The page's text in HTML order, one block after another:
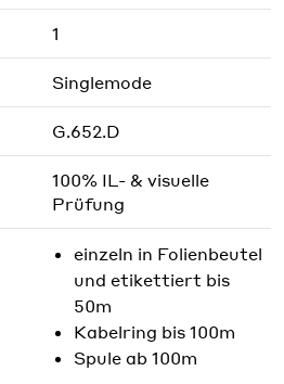
1
Singlemode
G.652.D
100% IL- & visuelle
Prüfung
einzeln in Folienbeutel
und etikettiert bis
50m
Kabelring bis 100m
Spule ab 100m